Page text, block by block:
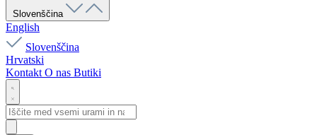
Slovenščina
English
Slovenščina
Hrvatski
Kontakt O nas Butiki